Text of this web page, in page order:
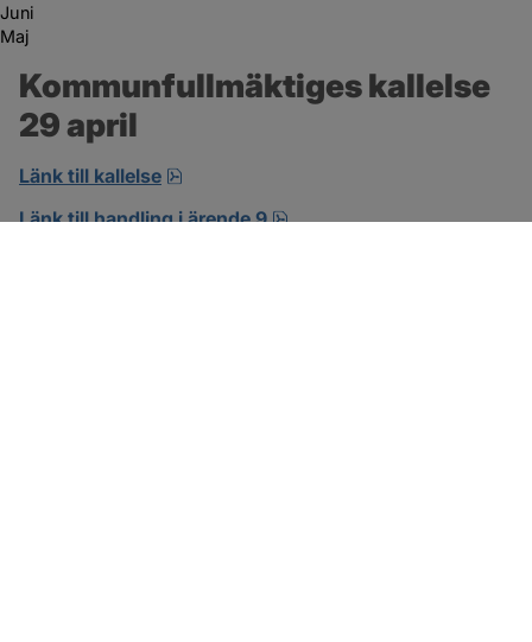
Juni
Maj
Kommunfullmäktiges kallelse
29 april
Länk till kallelse
Länk till handling i ärende 9
pdf, 7.7 MB.